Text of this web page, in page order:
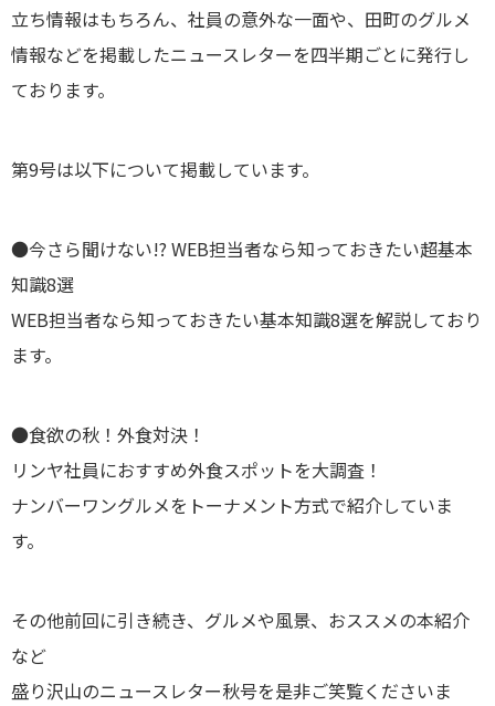
立ち情報はもちろん、社員の意外な一面や、田町のグルメ
情報などを掲載したニュースレターを四半期ごとに発行し
ております。
第9号は以下について掲載しています。
●今さら聞けない!? WEB担当者なら知っておきたい超基本
知識8選
WEB担当者なら知っておきたい基本知識8選を解説しており
ます。
●食欲の秋！外食対決！
リンヤ社員におすすめ外食スポットを大調査！
ナンバーワングルメをトーナメント方式で紹介していま
す。
その他前回に引き続き、グルメや風景、おススメの本紹介
など
盛り沢山のニュースレター秋号を是非ご笑覧くださいま